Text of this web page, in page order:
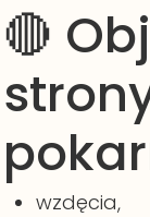
🔴
wzdęcia,